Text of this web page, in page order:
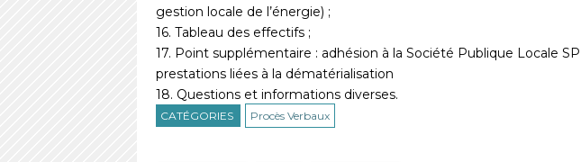
gestion locale de l’énergie) ;
16. Tableau des effectifs ;
17. Point supplémentaire : adhésion à la Société Publique Locale
prestations liées à la dématérialisation
18. Questions et informations diverses.
CATÉGORIES Procès Verbaux